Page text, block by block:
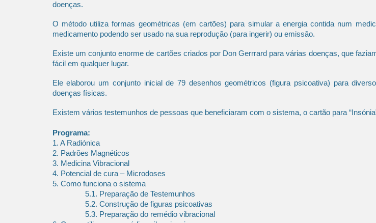
doenças.
O método utiliza formas geométricas (em cartões) para simular a energia contida num
medicamento podendo ser usado na sua reprodução (para ingerir) ou emissão.
Existe um conjunto enorme de cartões criados por Don Gerrrard para várias doenças, que
fácil em qualquer lugar.
Ele elaborou um conjunto inicial de 79 desenhos geométricos (figura psicoativa) para
doenças físicas.
Existem vários testemunhos de pessoas que beneficiaram com o sistema, o cartão para
Programa:
1. A Radiónica
2. Padrões Magnéticos
3. Medicina Vibracional
4. Potencial de cura – Microdoses
5. Como funciona o sistema
5.1. Preparação de Testemunhos
5.2. Construção de figuras psicoativas
5.3. Preparação do remédio vibracional